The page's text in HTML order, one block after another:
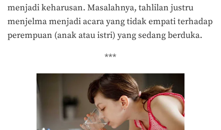
menjadi keharusan. Masalahnya, tahlilan justru
menjelma menjadi acara yang tidak empati terhadap
perempuan (anak atau istri) yang sedang berduka.
***